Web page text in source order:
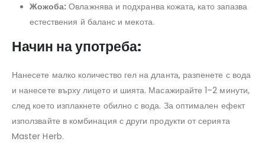
Жожоба: Овлажнява и подхранва кожата, като запазва
естествения й баланс и мекота.
Начин на употреба:
Нанесете малко количество гел на дланта, разпенете с вода
и нанесете върху лицето и шията. Масажирайте 1–2 минути,
след което изплакнете обилно с вода. За оптимален ефект
използвайте в комбинация с други продукти от серията
Master Herb.